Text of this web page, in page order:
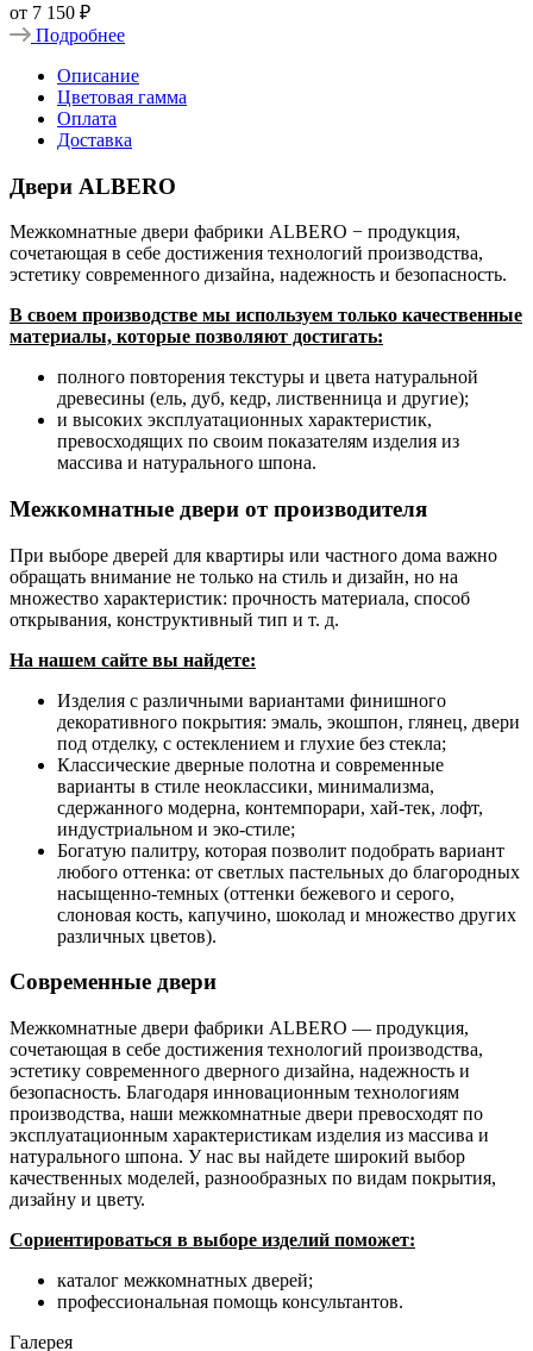
от 7 150 ₽
Подробнее
Описание
Цветовая гамма
Оплата
Доставка
Двери ALBERO
Межкомнатные двери фабрики ALBERO − продукция,
сочетающая в себе достижения технологий производства,
эстетику современного дизайна, надежность и безопасность.
В своем производстве мы используем только качественные
материалы, которые позволяют достигать:
полного повторения текстуры и цвета натуральной
древесины (ель, дуб, кедр, лиственница и другие);
и высоких эксплуатационных характеристик,
превосходящих по своим показателям изделия из
массива и натурального шпона.
Межкомнатные двери от производителя
При выборе дверей для квартиры или частного дома важно
обращать внимание не только на стиль и дизайн, но на
множество характеристик: прочность материала, способ
открывания, конструктивный тип и т. д.
На нашем сайте вы найдете:
Изделия с различными вариантами финишного
декоративного покрытия: эмаль, экошпон, глянец, двери
под отделку, с остеклением и глухие без стекла;
Классические дверные полотна и современные
варианты в стиле неоклассики, минимализма,
сдержанного модерна, контемпорари, хай-тек, лофт,
индустриальном и эко-стиле;
Богатую палитру, которая позволит подобрать вариант
любого оттенка: от светлых пастельных до благородных
насыщенно-темных (оттенки бежевого и серого,
слоновая кость, капучино, шоколад и множество других
различных цветов).
Современные двери
Межкомнатные двери фабрики ALBERO — продукция,
сочетающая в себе достижения технологий производства,
эстетику современного дверного дизайна, надежность и
безопасность. Благодаря инновационным технологиям
производства, наши межкомнатные двери превосходят по
эксплуатационным характеристикам изделия из массива и
натурального шпона. У нас вы найдете широкий выбор
качественных моделей, разнообразных по видам покрытия,
дизайну и цвету.
Сориентироваться в выборе изделий поможет:
каталог межкомнатных дверей;
профессиональная помощь консультантов.
Галерея